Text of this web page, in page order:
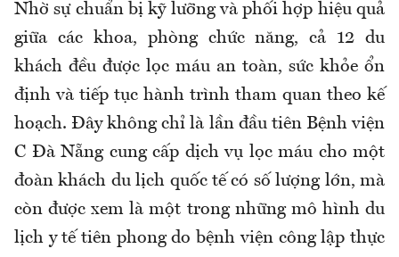
Nhờ sự chuẩn bị kỹ lưỡng và phối hợp hiệu quả
giữa các khoa, phòng chức năng, cả 12 du
khách đều được lọc máu an toàn, sức khỏe ổn
định và tiếp tục hành trình tham quan theo kế
hoạch. Đây không chỉ là lần đầu tiên Bệnh viện
C Đà Nẵng cung cấp dịch vụ lọc máu cho một
đoàn khách du lịch quốc tế có số lượng lớn, mà
còn được xem là một trong những mô hình du
lịch y tế tiên phong do bệnh viện công lập thực